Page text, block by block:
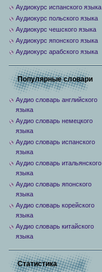
Аудиокурс испанского языка
Аудиокурс польского языка
Аудиокурс чешского языка
Аудиокурс японского языка
Аудиокурс арабского языка
Популярные словари
Аудио словарь английского
языка
Аудио словарь немецкого
языка
Аудио словарь испанского
языка
Аудио словарь итальянского
языка
Аудио словарь японского
языка
Аудио словарь корейского
языка
Аудио словарь китайского
языка
Статистика